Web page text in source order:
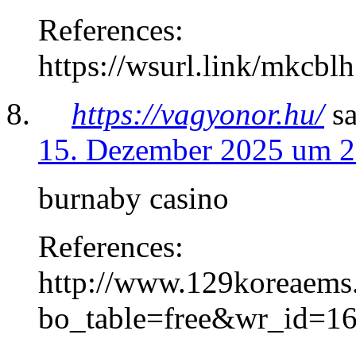
References:
https://wsurl.link/mkcblh
https://vagyonor.hu/
15. Dezember 2025 um
burnaby casino
References:
http://